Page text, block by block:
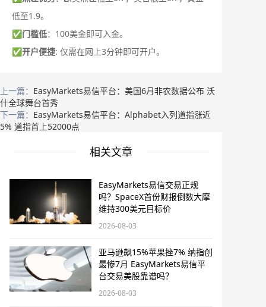
低至1.9。
✅门槛低：100美金即可入金。
✅开户便捷: 仅需在网上3分钟即可开户。
上一篇： EasyMarkets易信平台：美国6月非农数据公布 沃
什全球舞台首秀
下一篇： EasyMarkets易信平台：Alphabet入列道指涨近
5% 道指首上52000点
相关文章
EasyMarkets易信交易正规
吗？SpaceX首份财报倒数大摩
维持300美元目标价
2026-08-03
亚马逊飙15%苹果挫7% 纳指创
最惨7月 EasyMarkets易信平
台交易美股靠谱吗？
2026-08-03